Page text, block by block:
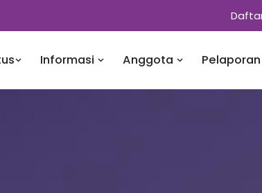
Informasi Anggota Pelaporan